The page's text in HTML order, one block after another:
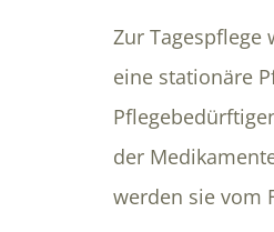
Zur
eine stationäre
der
werden sie vom